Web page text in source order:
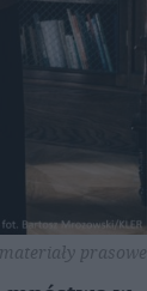
materiały prasowe